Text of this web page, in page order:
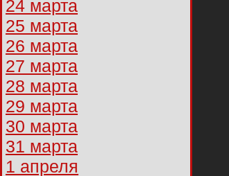
24 марта
25 марта
26 марта
27 марта
28 марта
29 марта
30 марта
31 марта
1 апреля